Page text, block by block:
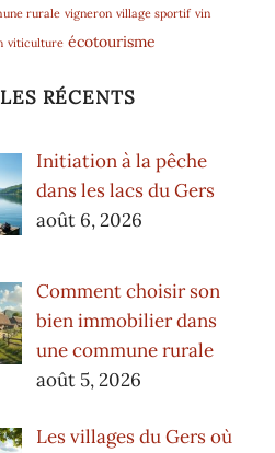
rurale vigneron village sportif vin
viticulture écotourisme
RÉCENTS
Initiation à la pêche
dans les lacs du Gers
août 6, 2026
Comment choisir son
bien immobilier dans
une commune rurale
août 5, 2026
Les villages du Gers où